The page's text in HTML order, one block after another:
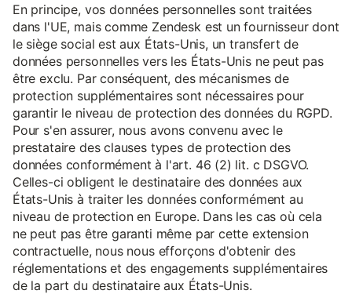
En principe, vos données personnelles sont traitées
dans l'UE, mais comme Zendesk est un fournisseur dont
le siège social est aux États-Unis, un transfert de
données personnelles vers les États-Unis ne peut pas
être exclu. Par conséquent, des mécanismes de
protection supplémentaires sont nécessaires pour
garantir le niveau de protection des données du RGPD.
Pour s'en assurer, nous avons convenu avec le
prestataire des clauses types de protection des
données conformément à l'art. 46 (2) lit. c DSGVO.
Celles-ci obligent le destinataire des données aux
États-Unis à traiter les données conformément au
niveau de protection en Europe. Dans les cas où cela
ne peut pas être garanti même par cette extension
contractuelle, nous nous efforçons d'obtenir des
réglementations et des engagements supplémentaires
de la part du destinataire aux États-Unis.